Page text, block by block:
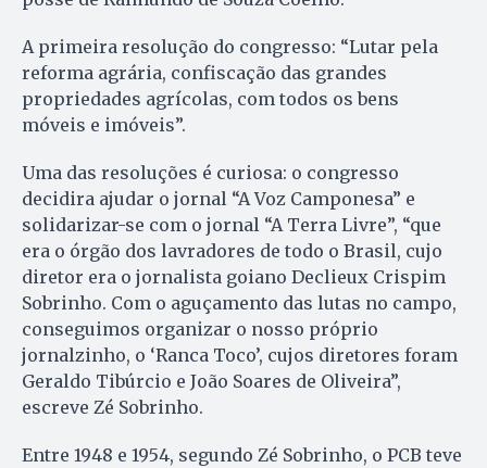
A primeira resolução do congresso: “Lutar pela
reforma agrária, confiscação das grandes
propriedades agrícolas, com todos os bens
móveis e imóveis”.
Uma das resoluções é curiosa: o congresso
decidira ajudar o jornal “A Voz Camponesa” e
solidarizar-se com o jornal “A Terra Livre”, “que
era o órgão dos lavradores de todo o Brasil, cujo
diretor era o jornalista goiano Declieux Crispim
Sobrinho. Com o aguçamento das lutas no campo,
conseguimos organizar o nosso próprio
jornalzinho, o ‘Ranca Toco’, cujos diretores foram
Geraldo Tibúrcio e João Soares de Oliveira”,
escreve Zé Sobrinho.
Entre 1948 e 1954, segundo Zé Sobrinho, o PCB teve